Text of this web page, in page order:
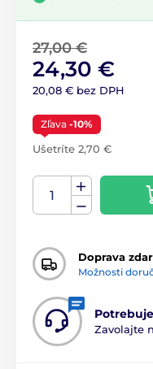
27,00 €
24,30 €
20,08 € bez DPH
Zľava -10%
Ušetríte 2,70 €
Doprava
Možnosti
Zavolajte